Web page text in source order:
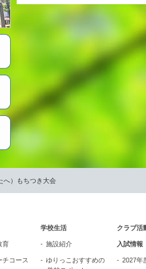
へ）もちつき大会
育
チコース
学校生活
施設紹介
ゆりっこおすすめの
クラブ活
入試情報
2027年